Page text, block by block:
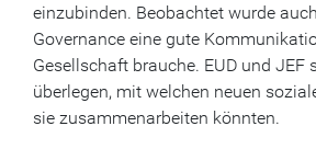
einzubinden. Beobachtet wurde
Governance eine gute
Gesellschaft brauche. EUD und JEF
überlegen, mit welchen neuen
sie zusammenarbeiten könnten.